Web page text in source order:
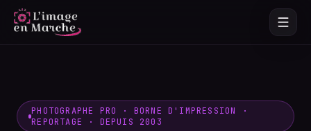
PHOTOGRAPHE PRO · BORNE D'IMPRESSION ·
REPORTAGE · DEPUIS 2003